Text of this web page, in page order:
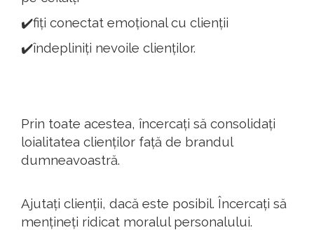
✔️fiți conectat emoțional cu clienții
✔️îndepliniți nevoile clienților.
Prin toate acestea, încercați să consolidați
loialitatea clienților față de brandul
dumneavoastră.
Ajutați clienții, dacă este posibil. Încercați să
mențineți ridicat moralul personalului.